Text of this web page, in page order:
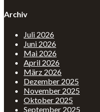
Archiv
Juli 2026
Juni 2026
Mai 2026
April 2026
März 2026
Dezember 2025
November 2025
Oktober 2025
September 2025